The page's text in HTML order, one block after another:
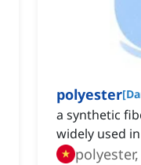
polyester[
a synthetic
widely used